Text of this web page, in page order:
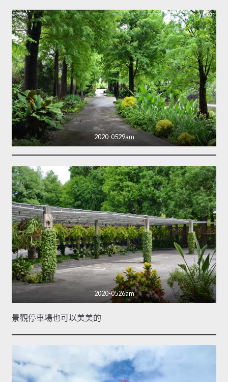
2020-0529am
2020-0526am
景觀停車場也可以美美的